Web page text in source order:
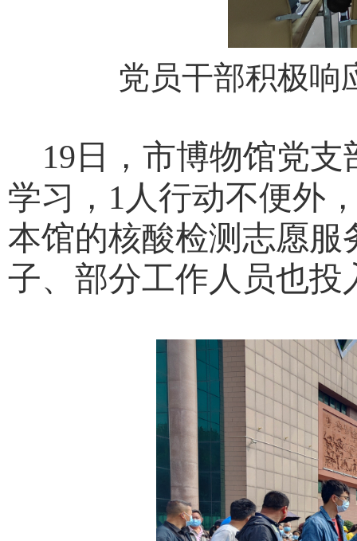
党员干部积极响
19日，市博物馆党
学习，1人行动不便外
本馆的核酸检测志愿服
子、部分工作人员也